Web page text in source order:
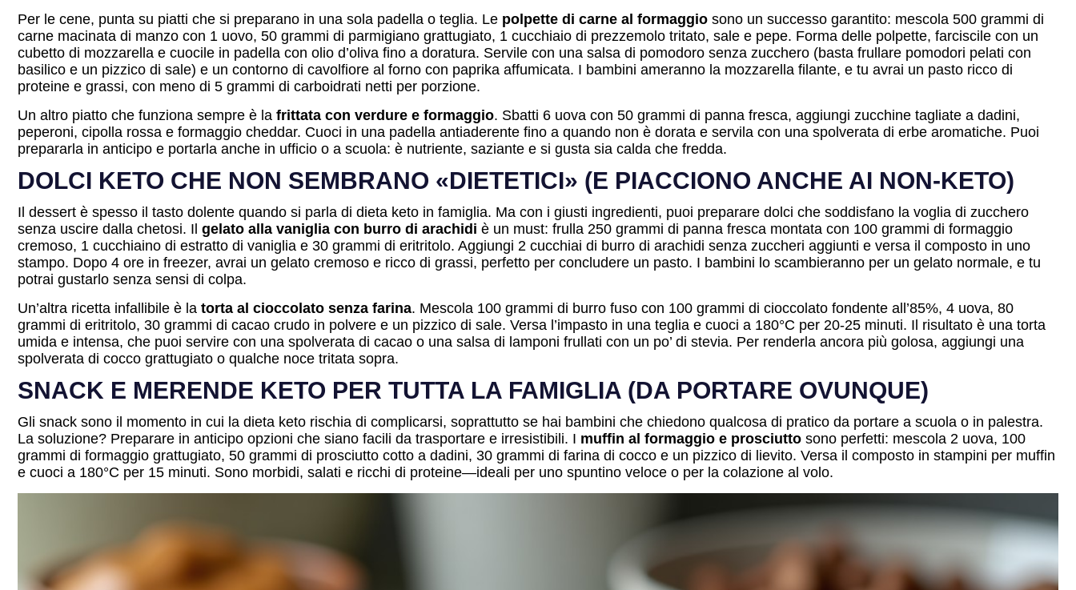
Per le cene, punta su piatti che si preparano in una sola padella o teglia. Le polpette di carne al formaggio sono un successo garantito: mescola 500 grammi di
carne macinata di manzo con 1 uovo, 50 grammi di parmigiano grattugiato, 1 cucchiaio di prezzemolo tritato, sale e pepe. Forma delle polpette, farciscile con un
cubetto di mozzarella e cuocile in padella con olio d’oliva fino a doratura. Servile con una salsa di pomodoro senza zucchero (basta frullare pomodori pelati con
basilico e un pizzico di sale) e un contorno di cavolfiore al forno con paprika affumicata. I bambini ameranno la mozzarella filante, e tu avrai un pasto ricco di
proteine e grassi, con meno di 5 grammi di carboidrati netti per porzione.
Un altro piatto che funziona sempre è la frittata con verdure e formaggio. Sbatti 6 uova con 50 grammi di panna fresca, aggiungi zucchine tagliate a dadini,
peperoni, cipolla rossa e formaggio cheddar. Cuoci in una padella antiaderente fino a quando non è dorata e servila con una spolverata di erbe aromatiche. Puoi
prepararla in anticipo e portarla anche in ufficio o a scuola: è nutriente, saziante e si gusta sia calda che fredda.
DOLCI KETO CHE NON SEMBRANO «DIETETICI» (E PIACCIONO ANCHE AI NON-KETO)
Il dessert è spesso il tasto dolente quando si parla di dieta keto in famiglia. Ma con i giusti ingredienti, puoi preparare dolci che soddisfano la voglia di zucchero
senza uscire dalla chetosi. Il gelato alla vaniglia con burro di arachidi è un must: frulla 250 grammi di panna fresca montata con 100 grammi di formaggio
cremoso, 1 cucchiaino di estratto di vaniglia e 30 grammi di eritritolo. Aggiungi 2 cucchiai di burro di arachidi senza zuccheri aggiunti e versa il composto in uno
stampo. Dopo 4 ore in freezer, avrai un gelato cremoso e ricco di grassi, perfetto per concludere un pasto. I bambini lo scambieranno per un gelato normale, e tu
potrai gustarlo senza sensi di colpa.
Un’altra ricetta infallibile è la torta al cioccolato senza farina. Mescola 100 grammi di burro fuso con 100 grammi di cioccolato fondente all’85%, 4 uova, 80
grammi di eritritolo, 30 grammi di cacao crudo in polvere e un pizzico di sale. Versa l’impasto in una teglia e cuoci a 180°C per 20-25 minuti. Il risultato è una torta
umida e intensa, che puoi servire con una spolverata di cacao o una salsa di lamponi frullati con un po’ di stevia. Per renderla ancora più golosa, aggiungi una
spolverata di cocco grattugiato o qualche noce tritata sopra.
SNACK E MERENDE KETO PER TUTTA LA FAMIGLIA (DA PORTARE OVUNQUE)
Gli snack sono il momento in cui la dieta keto rischia di complicarsi, soprattutto se hai bambini che chiedono qualcosa di pratico da portare a scuola o in palestra.
La soluzione? Preparare in anticipo opzioni che siano facili da trasportare e irresistibili. I muffin al formaggio e prosciutto sono perfetti: mescola 2 uova, 100
grammi di formaggio grattugiato, 50 grammi di prosciutto cotto a dadini, 30 grammi di farina di cocco e un pizzico di lievito. Versa il composto in stampini per muffin
e cuoci a 180°C per 15 minuti. Sono morbidi, salati e ricchi di proteine—ideali per uno spuntino veloce o per la colazione al volo.